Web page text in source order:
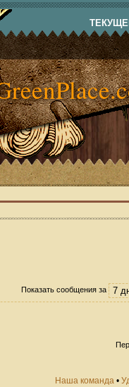
Показать сообщения за
Наша команда •